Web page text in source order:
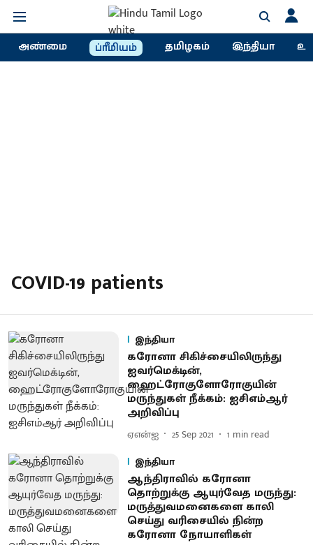
அண்மை ப்ரீமியம் தமிழகம் இந்தியா
COVID-19 patients
இந்தியா
கரோனா சிகிச்சையிலிருந்து
ஐவர்மெக்டின்,
ஹைட்ரோகுளோரோகுயின்
மருந்துகள் நீக்கம்: ஐசிஎம்ஆர்
அறிவிப்பு
ஏஎன்ஐ 25 Sep 2021 1 min read
இந்தியா
ஆந்திராவில் கரோனா
தொற்றுக்கு ஆயுர்வேத மருந்து:
மருத்துவமனைகளை காலி
செய்து வரிசையில் நின்ற
கரோனா நோயாளிகள்